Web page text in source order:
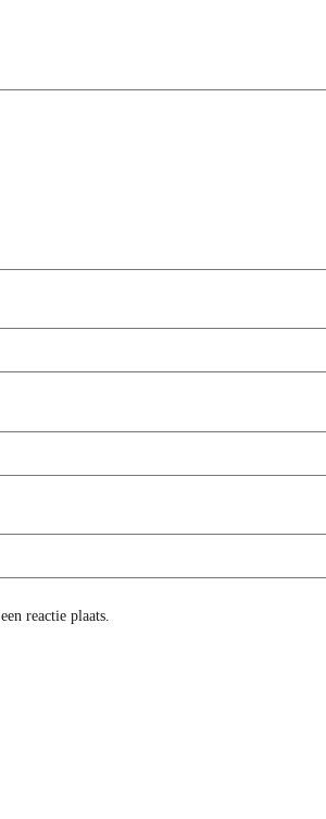
reactie plaats.